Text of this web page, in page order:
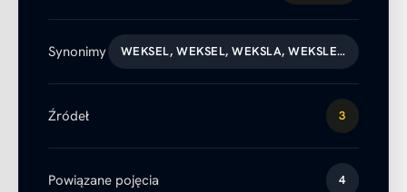
Synonimy WEKSEL, WEKSEL, WEKSLA, WEKSLE…
Źródeł 3
Powiązane pojęcia 4